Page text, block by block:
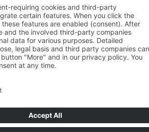
a hablar con fluidez.
problemas para participar en
más largas y difíciles de forma
errores, ¡este es el curso
Te entrenarás para hablar con
y durante más tiempo y
en discusiones profundas.
trata un tema diferente y nuevo.
incorporarse al curso en